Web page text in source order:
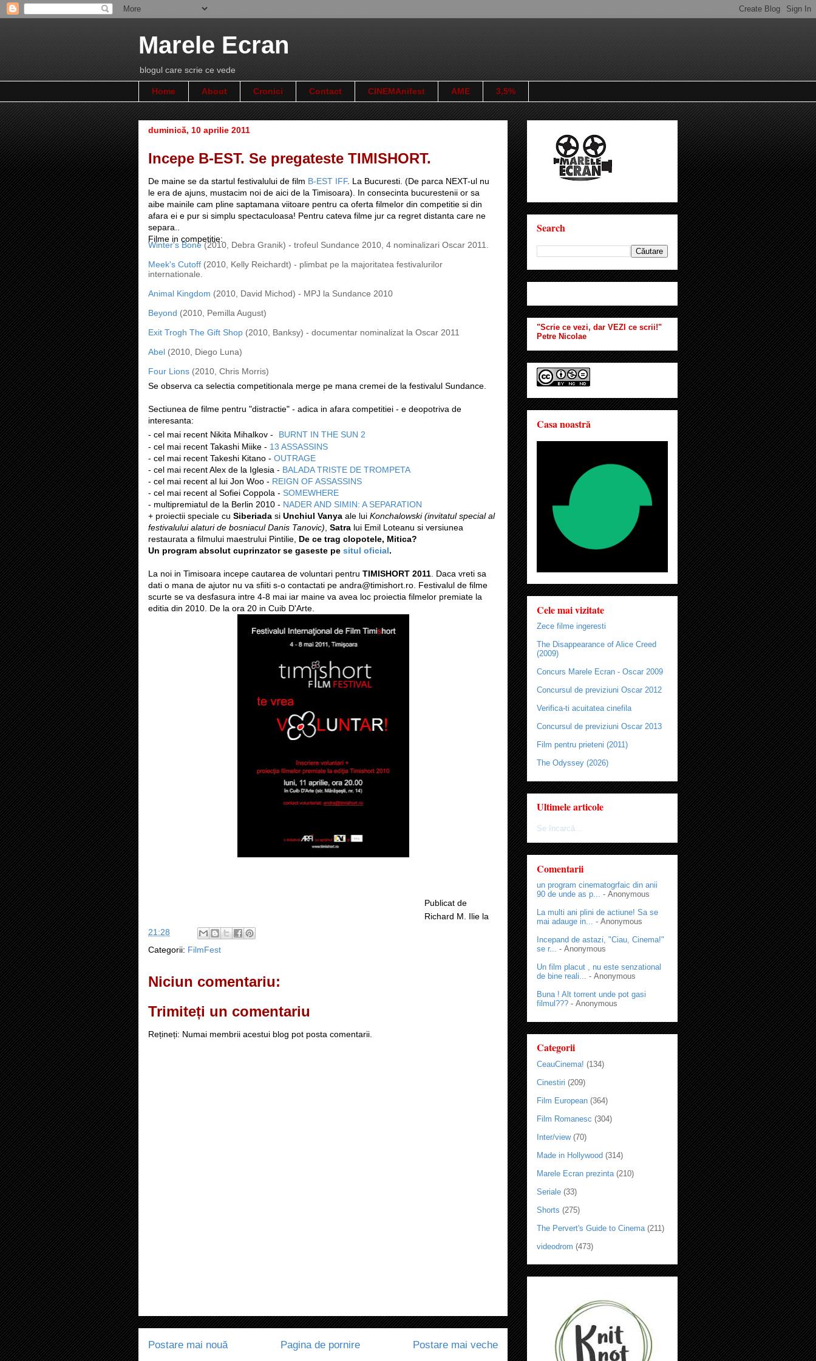
Marele Ecran
blogul care scrie ce vede
Home About Cronici Contact CINEMAnifest AME 3,5%
duminică, 10 aprilie 2011
Incepe B-EST. Se pregateste TIMISHORT.
De maine se da startul festivalului de film B-EST IFF. La Bucuresti. (De parca NEXT-ul nu
le era de ajuns, mustacim noi de aici de la Timisoara). In consecinta bucurestenii or sa
aibe mainile cam pline saptamana viitoare pentru ca oferta filmelor din competitie si din
afara ei e pur si simplu spectaculoasa! Pentru cateva filme jur ca regret distanta care ne
separa..
Filme in competitie:
Winter's Bone(2010, Debra Granik) - trofeul Sundance 2010, 4 nominalizari Oscar 2011.
Meek's Cutoff (2010, Kelly Reichardt) - plimbat pe la majoritatea festivalurilor
internationale.
Animal Kingdom (2010, David Michod) - MPJ la Sundance 2010
Beyond (2010, Pemilla August)
Exit Trogh The Gift Shop (2010, Banksy) - documentar nominalizat la Oscar 2011
Abel (2010, Diego Luna)
Four Lions (2010, Chris Morris)
Se observa ca selectia competitionala merge pe mana cremei de la festivalul Sundance.
Sectiunea de filme pentru "distractie" - adica in afara competitiei - e deopotriva de
interesanta:
- cel mai recent Nikita Mihalkov -
BURNT IN THE SUN 2
- cel mai recent Takashi Miike - 13 ASSASSINS
- cel mai recent Takeshi Kitano - OUTRAGE
- cel mai recent Alex de la Iglesia - BALADA TRISTE DE TROMPETA
- cel mai recent al lui Jon Woo - REIGN OF ASSASSINS
- cel mai recent al Sofiei Coppola - SOMEWHERE
- multipremiatul de la Berlin 2010 - NADER AND SIMIN: A SEPARATION
+ proiectii speciale cu Siberiada si Unchiul Vanya ale lui Konchalowski (invitatul special al
festivalului alaturi de bosniacul Danis Tanovic) Satra lui Emil Loteanu si versiunea
restaurata a filmului maestrului Pintilie, De ce trag clopotele, Mitica?
Un program absolut cuprinzator se gaseste pe situl oficial.
La noi in Timisoara incepe cautarea de voluntari pentru TIMISHORT 2011 . Daca vreti sa
dati o mana de ajutor nu va sfiiti s-o contactati pe andra@timishort.ro. Festivalul de filme
scurte se va desfasura intre 4-8 mai iar maine va avea loc proiectia filmelor premiate la
editia din 2010. De la ora 20 in Cuib D'Arte.
Publicat de
Richard M. Ilie la
21:28
Categorii: FilmFest
Niciun comentariu:
Trimiteți un comentariu
Rețineți: Numai membrii acestui blog pot posta comentarii.
Postare mai nouă Postare mai veche
Pagina de pornire
Search
"Scrie ce vezi, dar VEZI ce scrii!"
Petre Nicolae
Casa noastră
Cele mai vizitate
Zece filme ingeresti
The Disappearance of Alice Creed
(2009)
Concurs Marele Ecran - Oscar 2009
Concursul de previziuni Oscar 2012
Verifica-ti acuitatea cinefila
Concursul de previziuni Oscar 2013
Film pentru prieteni (2011)
The Odyssey (2026)
Ultimele articole
Se încarcă...
Comentarii
un program cinematogrfaic din anii
90 de unde as p... - Anonymous
La multi ani plini de actiune! Sa se
mai adauge in... - Anonymous
Incepand de astazi, "Ciau, Cinema!"
se r... - Anonymous
Un film placut , nu este senzational
de bine reali... - Anonymous
Buna ! Alt torrent unde pot gasi
filmul??? - Anonymous
Categorii
CeauCinema! (134)
Cinestiri (209)
Film European (364)
Film Romanesc (304)
Inter/view (70)
Made in Hollywood (314)
Marele Ecran prezinta (210)
Seriale (33)
Shorts (275)
The Pervert's Guide to Cinema (211)
videodrom (473)